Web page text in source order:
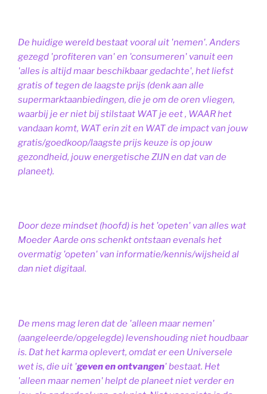
De huidige wereld bestaat vooral uit 'nemen'. Anders
gezegd 'profiteren van' en 'consumeren' vanuit een
'alles is altijd maar beschikbaar gedachte', het liefst
gratis of tegen de laagste prijs (denk aan alle
supermarktaanbiedingen, die je om de oren vliegen,
waarbij je er niet bij stilstaat WAT je eet , WAAR het
vandaan komt, WAT erin zit en WAT de impact van jouw
gratis/goedkoop/laagste prijs keuze is op jouw
gezondheid, jouw energetische ZIJN en dat van de
planeet).
Door deze mindset (hoofd) is het 'opeten' van alles wat
Moeder Aarde ons schenkt ontstaan evenals het
overmatig 'opeten' van informatie/kennis/wijsheid al
dan niet digitaal.
De mens mag leren dat de 'alleen maar nemen'
(aangeleerde/opgelegde) levenshouding niet houdbaar
is. Dat het karma oplevert, omdat er een Universele
wet is, die uit 'geven en ontvangen' bestaat. Het
'alleen maar nemen' helpt de planeet niet verder en